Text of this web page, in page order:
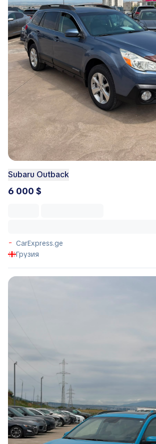
Subaru Outback
6 000 $
CarExpress.ge
Грузия